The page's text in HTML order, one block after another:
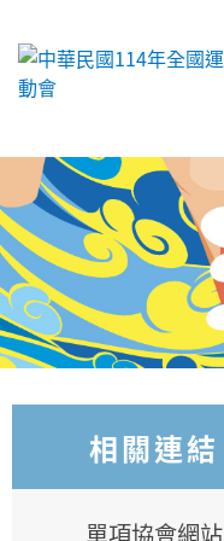
跳到主要內容
相關連結
單項協會網站